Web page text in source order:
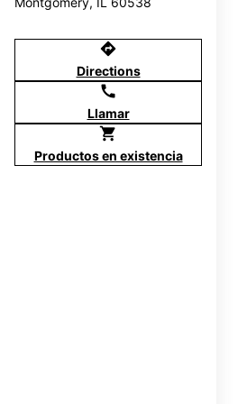
directions
Directions
call
Llamar
shopping_cart
Productos en existencia